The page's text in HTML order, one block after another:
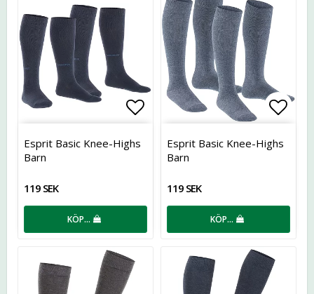
Lägg till i favoritlistan
Esprit Basic Knee-Highs
Barn
119 SEK
KÖP…
Esprit Basic Knee-Highs
Barn
119 SEK
KÖP…